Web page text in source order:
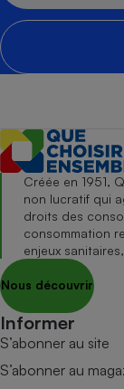
Créée en 1951,
non lucratif qui
droits des
consommation
enjeux
Nous découvrir
Informer
S’abonner au site
S’abonner au